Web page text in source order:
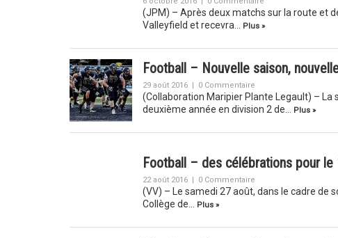
(JPM) – Après deux matchs sur la route et
Valleyfield et recevra…
Plus »
Football – Nouvelle saison,
29 août 2016 | 0 Commentaire
(Collaboration Maripier Plante Legault) – La
deuxième année en division 2 de…
Plus »
Football – des célébrations pour
22 août 2016 | 0 Commentaire
(VV) – Le samedi 27 août, dans le cadre de
Collège de…
Plus »